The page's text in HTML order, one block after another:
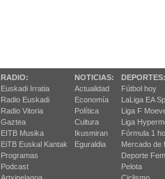
RADIO:
Euskadi Irratia
Radio Euskadi
Radio Vitoria
Gaztea
EITB Musika
EiTB Euskal Kantak
Programas
Podcast
NOTICIAS:
Actualidad
Economía
Política
Cultura
Ikusmiran
Eguraldia
DEPORTES:
Fútbol hoy
LaLiga EA
Liga F
Liga
Fórmula 1
Mercado de
Deporte
Pelota